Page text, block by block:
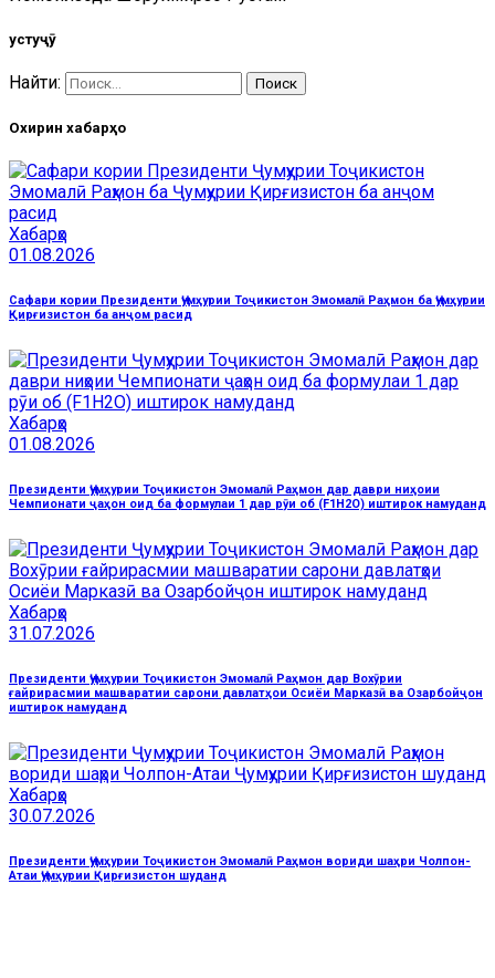
Ҷустуҷӯ
Найти:
Охирин хабарҳо
Хабарҳо
01.08.2026
Сафари кории Президенти Ҷумҳурии Тоҷикистон Эмомалӣ Раҳмон ба Ҷумҳурии
Қирғизистон ба анҷом расид
Хабарҳо
01.08.2026
Президенти Ҷумҳурии Тоҷикистон Эмомалӣ Раҳмон дар даври ниҳоии
Чемпионати ҷаҳон оид ба формулаи 1 дар рӯи об (F1H2O) иштирок намуданд
Хабарҳо
31.07.2026
Президенти Ҷумҳурии Тоҷикистон Эмомалӣ Раҳмон дар Вохӯрии
ғайрирасмии машваратии сарони давлатҳои Осиёи Марказӣ ва Озарбойҷон
иштирок намуданд
Хабарҳо
30.07.2026
Президенти Ҷумҳурии Тоҷикистон Эмомалӣ Раҳмон вориди шаҳри Чолпон-
Атаи Ҷумҳурии Қирғизистон шуданд